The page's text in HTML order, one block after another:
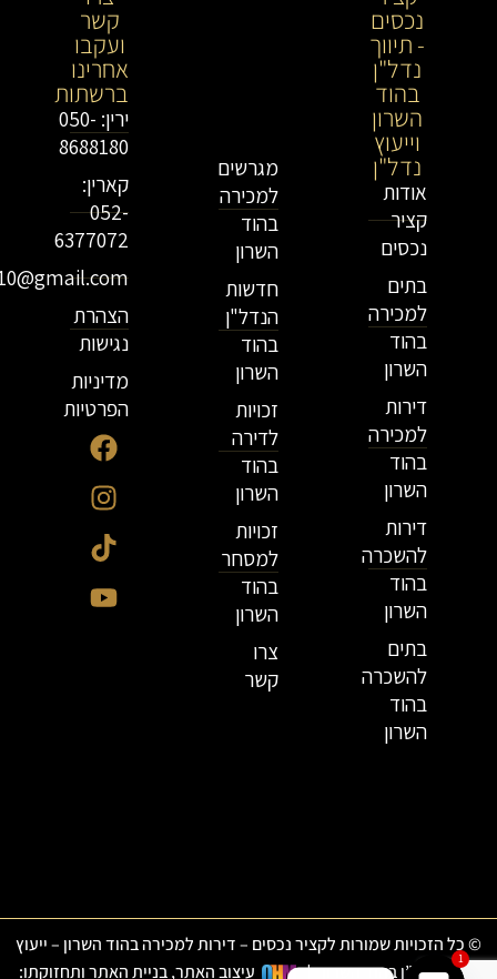
נכסים
- תיווך
נדל"ן
בהוד
השרון
וייעוץ
נדל"ן
אודות
קציר
נכסים
בתים
למכירה
בהוד
השרון
דירות
למכירה
בהוד
השרון
דירות
להשכרה
בהוד
השרון
בתים
להשכרה
בהוד
השרון
מגרשים
למכירה
בהוד
השרון
חדשות
הנדל"ן
בהוד
השרון
זכויות
לדירה
בהוד
השרון
זכויות
למסחר
בהוד
השרון
צרו
קשר
קשר
ועקבו
אחרינו
ברשתות
ירין: 050-
8688180
קארין:
052-
6377072
הצהרת
נגישות
מדיניות
הפרטיות
© כל הזכויות שמורות לקציר נכסים – דירות למכירה בהוד השרון – ייעוץ
ותיווך נדל”ן בהוד השרון| עיצוב האתר, בניית האתר ותחזוקתו:
1